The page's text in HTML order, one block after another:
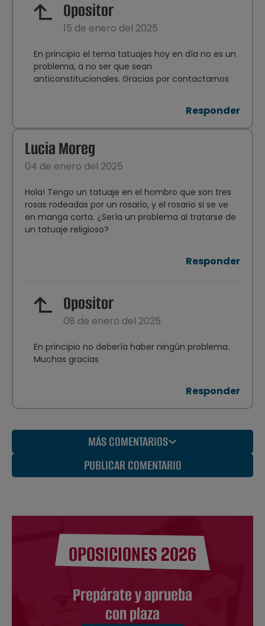
Opositor
15 de enero del 2025
En principio el tema tatuajes hoy en día no es un
problema, a no ser que sean
anticonstitucionales. Gracias por contactarnos
Responder
Lucia Moreg
04 de enero del 2025
Hola! Tengo un tatuaje en el hombro que son tres
rosas rodeadas por un rosario, y el rosario si se ve
en manga corta. ¿Sería un problema al tratarse de
un tatuaje religioso?
Responder
Opositor
08 de enero del 2025
En principio no debería haber ningún problema.
Muchas gracias
Responder
MÁS COMENTARIOS
PUBLICAR COMENTARIO
OPOSICIONES 2026
Prepárate y aprueba
con plaza